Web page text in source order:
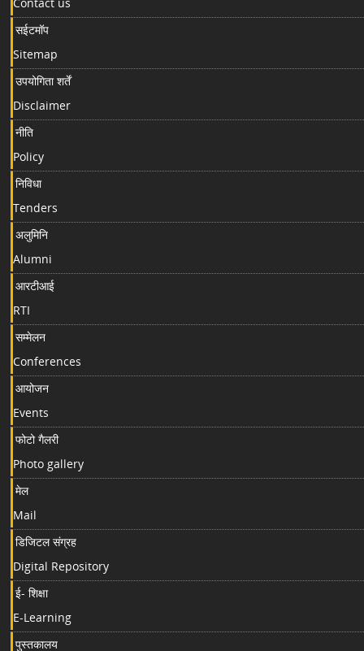
सईटमॉप
Sitemap
उपयोगिता शर्तें
Disclaimer
नीति
Policy
निविधा
Tenders
अलुमिनि
Alumni
आरटीआई
RTI
सम्मेलन
Conferences
आयोजन
Events
फोटो गैलरी
Photo gallery
मेल
Mail
डिजिटल संग्रह
Digital Repository
ई- शिक्षा
E-Learning
पुस्तकालय